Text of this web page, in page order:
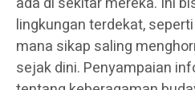
lingkungan terdekat,
mana sikap saling
sejak dini. Penyampaian